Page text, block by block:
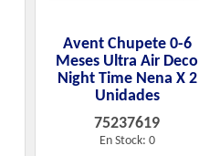
Avent Chupete 0-6
Meses Ultra Air Deco
Night Time Nena X 2
Unidades
75237619
En Stock: 0